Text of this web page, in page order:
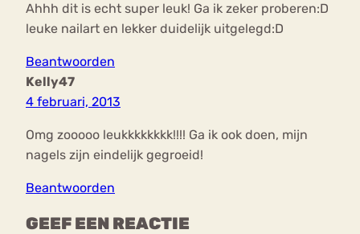
Ahhh dit is echt super leuk! Ga ik zeker proberen:D
leuke nailart en lekker duidelijk uitgelegd:D
Beantwoorden
Kelly47
4 februari, 2013
Omg zooooo leukkkkkkkk!!!! Ga ik ook doen, mijn
nagels zijn eindelijk gegroeid!
Beantwoorden
GEEF EEN REACTIE